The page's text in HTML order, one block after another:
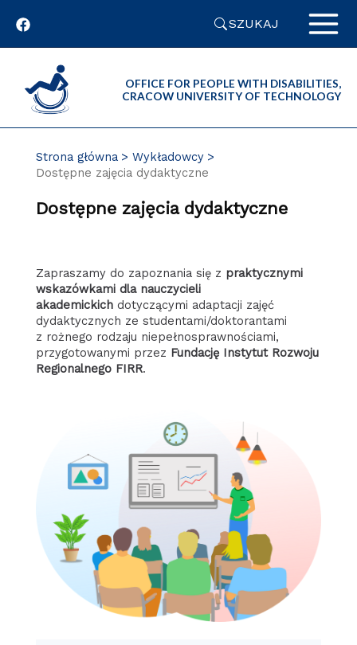
SZUKAJ
OFFICE FOR PEOPLE WITH DISABILITIES,
CRACOW UNIVERSITY OF TECHNOLOGY
Strona główna
Wykładowcy
Dostępne zajęcia dydaktyczne
Dostępne zajęcia dydaktyczne
Zapraszamy do zapoznania się z praktycznymi
wskazówkami dla nauczycieli
akademickichdotyczącymi adaptacji zajęć
dydaktycznych ze studentami/doktorantami
z rożnego rodzaju niepełnosprawnościami,
przygotowanymi przez Fundację Instytut Rozwoju
Regionalnego FIRR.